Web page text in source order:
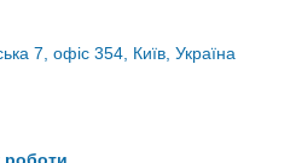
7, офіс 354, Київ, Україна
роботи